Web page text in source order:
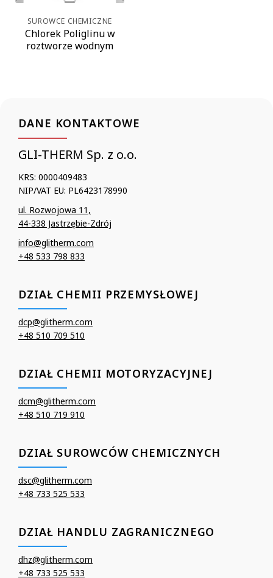
SUROWCE CHEMICZNE
Chlorek Poliglinu w
roztworze wodnym
DANE KONTAKTOWE
GLI-THERM Sp. z o.o.
KRS: 0000409483
NIP/VAT EU: PL6423178990
ul. Rozwojowa 11,
44-338 Jastrzębie-Zdrój
info@glitherm.com
+48 533 798 833
DZIAŁ CHEMII PRZEMYSŁOWEJ
dcp@glitherm.com
+48 510 709 510
DZIAŁ CHEMII MOTORYZACYJNEJ
dcm@glitherm.com
+48 510 719 910
DZIAŁ SUROWCÓW CHEMICZNYCH
dsc@glitherm.com
+48 733 525 533
DZIAŁ HANDLU ZAGRANICZNEGO
dhz@glitherm.com
+48 733 525 533